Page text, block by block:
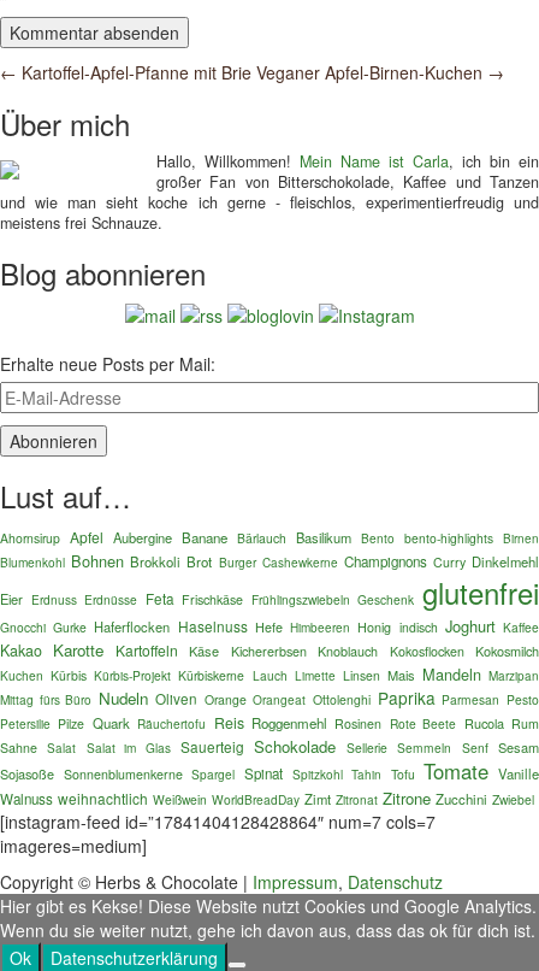
Post
navigation
← Kartoffel-Apfel-Pfanne mit Brie Veganer Apfel-Birnen-Kuchen →
Über mich
Hallo, Willkommen! Mein Name ist Carla, ich bin ein
großer Fan von Bitterschokolade, Kaffee und Tanzen
und wie man sieht koche ich gerne - fleischlos, experimentierfreudig und
meistens frei Schnauze.
Blog abonnieren
Erhalte neue Posts per Mail:
Lust auf…
Ahornsirup Apfel Aubergine Banane Bärlauch Basilikum Bento bento-highlights Birnen
Blumenkohl Bohnen Brokkoli Brot Burger Cashewkerne Champignons Curry Dinkelmehl
Eier Erdnuss Erdnüsse Feta Frischkäse Frühlingszwiebeln Geschenk glutenfrei
Gnocchi Gurke Haferflocken Haselnuss Hefe Himbeeren Honig indisch Joghurt Kaffee
Kakao Karotte Kartoffeln Käse Kichererbsen Knoblauch Kokosflocken Kokosmilch
Kuchen Kürbis Kürbis-Projekt Kürbiskerne Lauch Limette Linsen Mais Mandeln Marzipan
Mittag fürs Büro Nudeln Oliven Orange Orangeat Ottolenghi Paprika Parmesan Pesto
Petersilie Pilze Quark Räuchertofu Reis Roggenmehl Rosinen Rote Beete Rucola Rum
Sahne
Salat Salat im Glas Sauerteig Schokolade Sellerie Semmeln Senf Sesam
Sojasoße Sonnenblumenkerne Spargel Spinat Spitzkohl Tahin Tofu Tomate Vanille
Walnuss weihnachtlich Weißwein WorldBreadDay Zimt Zitronat Zitrone Zucchini Zwiebel
[instagram-feed id=”17841404128428864″ num=7 cols=7
imageres=medium]
Copyright © Herbs & Chocolate | Impressum, Datenschutz
Hier gibt es Kekse! Diese Website nutzt Cookies und Google Analytics.
Wenn du sie weiter nutzt, gehe ich davon aus, dass das ok für dich ist.
Ok
Datenschutzerklärung